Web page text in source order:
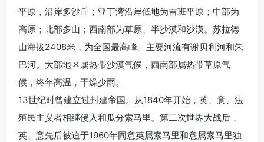
平原，沿岸多沙丘；亚丁湾沿岸低地为吉班平原；中部为
高原；北部多山；西南部为草原、半沙漠和沙漠。苏拉德
山海拔2408米，为全国最高峰。主要河流有谢贝利河和朱
巴河。大部地区属热带沙漠气候，西南部属热带草原气
候，终年高温，干燥少雨。
13世纪时曾建立过封建帝国。从1840年开始，英、意、法
殖民主义者相继侵入和瓜分索马里。第二次世界大战后，
英、意先后被迫于1960年同意英属索马里和意属索马里独